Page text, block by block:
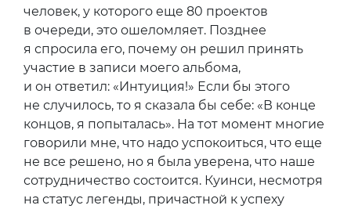
человек, у которого еще 80 проектов
в очереди, это ошеломляет. Позднее
я спросила его, почему он решил принять
участие в записи моего альбома,
и он ответил: «Интуиция!» Если бы этого
не случилось, то я сказала бы себе: «В конце
концов, я попыталась». На тот момент многие
говорили мне, что надо успокоиться, что еще
не все решено, но я была уверена, что наше
сотрудничество состоится. Куинси, несмотря
на статус легенды, причастной к успеху